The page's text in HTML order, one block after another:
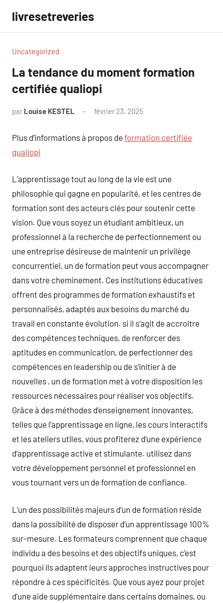
contenu
livresetreveries
Uncategorized
La tendance du moment formation
certifiée qualiopi
par Louise KESTEL février 23, 2025
Plus d’informations à propos de formation certifiée
qualiopi
L’apprentissage tout au long de la vie est une
philosophie qui gagne en popularité, et les centres de
formation sont des acteurs clés pour soutenir cette
vision. Que vous soyez un étudiant ambitieux, un
professionnel à la recherche de perfectionnement ou
une entreprise désireuse de maintenir un privilège
concurrentiel, un de formation peut vous accompagner
dans votre cheminement. Ces institutions éducatives
offrent des programmes de formation exhaustifs et
personnalisés, adaptés aux besoins du marché du
travail en constante évolution. si il s’agit de accroitre
des compétences techniques, de renforcer des
aptitudes en communication, de perfectionner des
compétences en leadership ou de s’initier à de
nouvelles , un de formation met à votre disposition les
ressources nécessaires pour réaliser vos objectifs.
Grâce à des méthodes d’enseignement innovantes,
telles que l’apprentissage en ligne, les cours interactifs
et les ateliers utiles, vous profiterez d’une expérience
d’apprentissage active et stimulante. utilisez dans
votre développement personnel et professionnel en
vous tournant vers un de formation de confiance.
L’un des possibilités majeurs d’un de formation réside
dans la possibilité de disposer d’un apprentissage 100%
sur-mesure. Les formateurs comprennent que chaque
individu a des besoins et des objectifs uniques, c’est
pourquoi ils adaptent leurs approches instructives pour
répondre à ces spécificités. Que vous ayez pour projet
d’une aide supplémentaire dans certains domaines, ou